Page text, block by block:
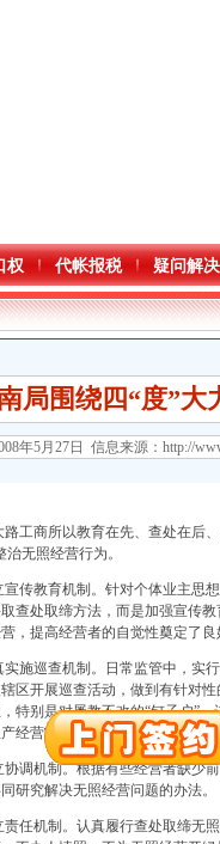
权 代帐报税 疑问解决
局围绕四“度”
年5月27日 信息来源： http://
工商所以教育在先、查处在后
治无照经营行为。
传教育机制。针对个体业主思
查处取缔方法，而是加强宣传
，提高经营者的自觉性奠定了良
施巡查机制。日常监管中，实
区开展巡查活动，做到有针对
特别是对屡教不改的“钉子户”
经营状况，掌握有照、无照经营
调机制。根据有些经营者缺少
研究解决无照经营问题的办法。
任机制。认真履行查处取缔无